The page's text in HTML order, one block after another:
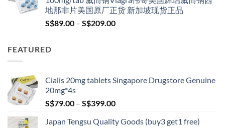
S$100.00.S$79.00.
地那非片美国原厂正货 新加坡现货正品
S$89.00 – S$209.00Price
FEATURED
Cialis 20mg tablets Singapore Drugstore Genuine
20mg*4s
S$79.00 – S$399.00Price
S$79.00
Japan Tengsu Quality Goods (buy3 get1 free)